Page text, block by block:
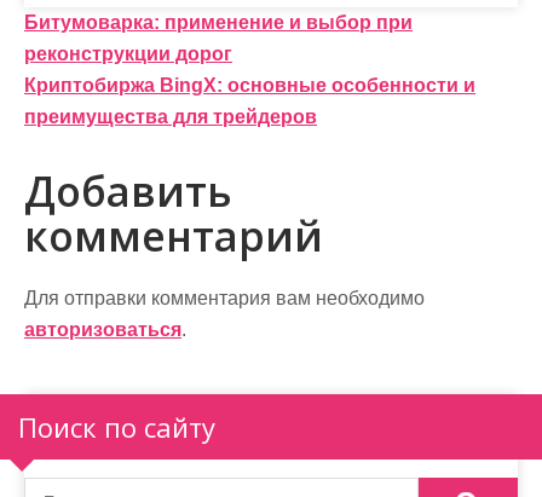
Н
а
в
и
г
а
ц
и
я
п
о
Битумоварка: применение и выбор при
реконструкции дорог
Криптобиржа BingX: основные особенности и
преимущества для трейдеров
Добавить
комментарий
Для отправки комментария вам необходимо
авторизоваться.
Поиск по сайту